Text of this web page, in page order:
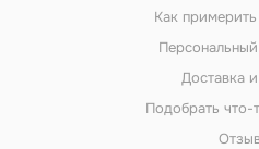
Как
Доставка
Подобрать что-